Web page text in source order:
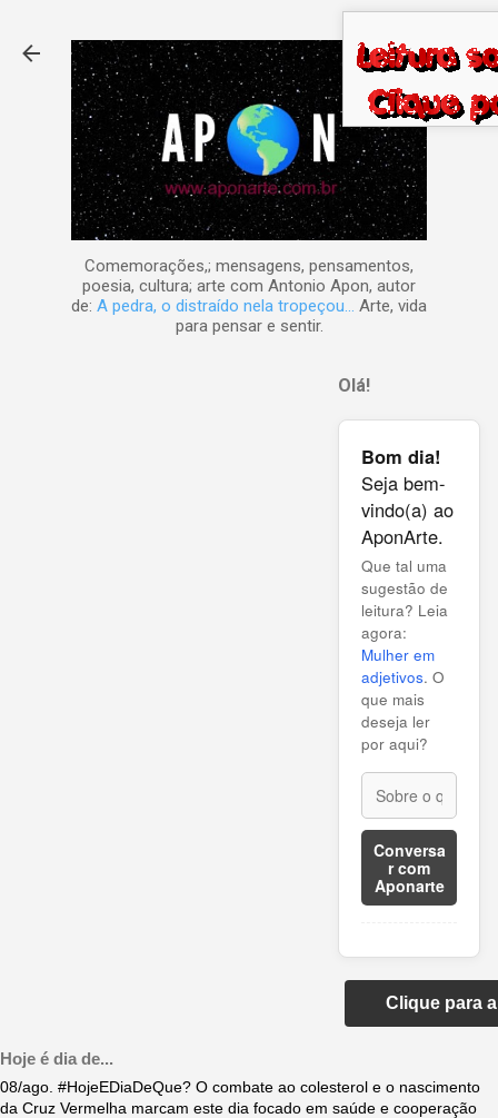
Comemorações,; mensagens, pensamentos,
poesia, cultura; arte com Antonio Apon, autor
de: A pedra, o distraído nela tropeçou... Arte, vida
para pensar e sentir.
Olá!
Bom dia!
Seja bem-
vindo(a) ao
AponArte.
Que tal uma
sugestão de
leitura? Leia
agora:
Mulher em
adjetivos. O
que mais
deseja ler
por aqui?
Conversa
r com
Aponarte
Clique para
Hoje é dia de...
08/ago. #HojeEDiaDeQue? O combate ao colesterol e o nascimento
da Cruz Vermelha marcam este dia focado em saúde e cooperação